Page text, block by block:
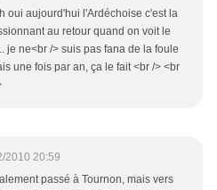
oui aujourd'hui l'Ardéchoise c'est la
au retour quand on voit le
je ne<br /> suis pas fana de la foule
une fois par an, ça le fait <br /> <br
2010 20:59
passé à Tournon, mais vers